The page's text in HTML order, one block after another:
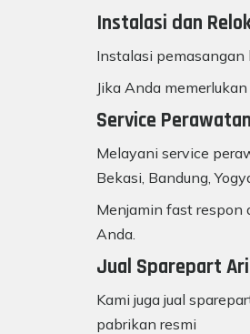
Instalasi dan
Instalasi pemasangan
Jika Anda
Service
Melayani service
Bekasi, Bandung,
Menjamin fast respon
Anda.
Jual Sparepart
Kami juga jual
pabrikan resmi